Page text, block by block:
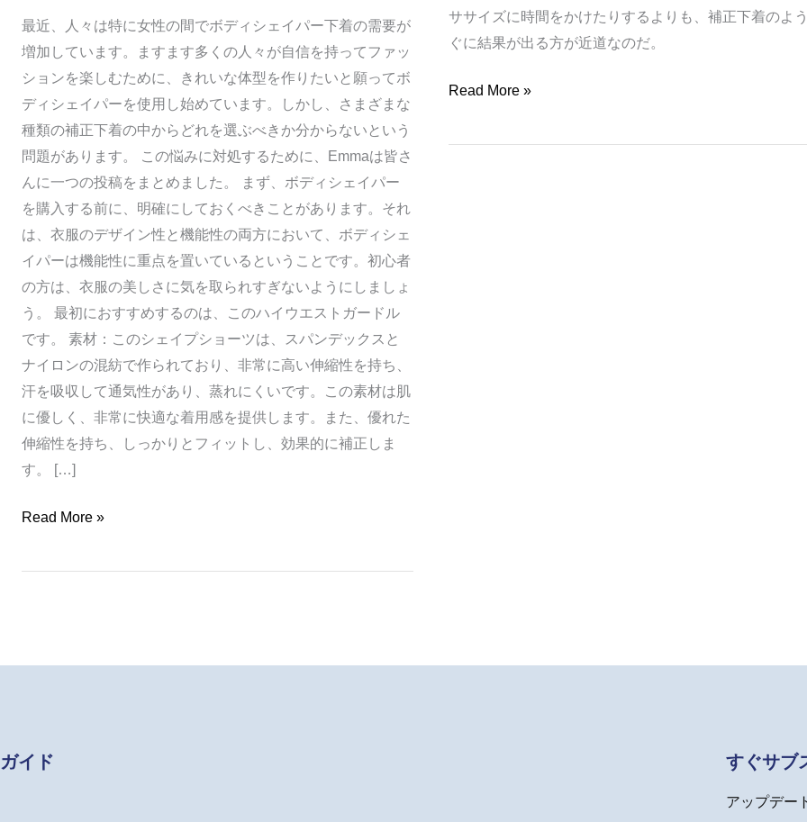
最近、人々は特に女性の間でボディシェイパー下着の需要が
増加しています。ますます多くの人々が自信を持ってファッ
ションを楽しむために、きれいな体型を作りたいと願ってボ
ディシェイパーを使用し始めています。しかし、さまざまな
種類の補正下着の中からどれを選ぶべきか分からないという
問題があります。 この悩みに対処するために、Emmaは皆さ
んに一つの投稿をまとめました。 まず、ボディシェイパー
を購入する前に、明確にしておくべきことがあります。それ
は、衣服のデザイン性と機能性の両方において、ボディシェ
イパーは機能性に重点を置いているということです。初心者
の方は、衣服の美しさに気を取られすぎないようにしましょ
う。 最初におすすめするのは、このハイウエストガードル
です。 素材：このシェイプショーツは、スパンデックスと
ナイロンの混紡で作られており、非常に高い伸縮性を持ち、
汗を吸収して通気性があり、蒸れにくいです。この素材は肌
に優しく、非常に快適な着用感を提供します。また、優れた
伸縮性を持ち、しっかりとフィットし、効果的に補正しま
す。 […]
Read More »
ササイズに時間をかけたりするよりも、補正下着のよ
ぐに結果が出る方が近道なのだ。
Read More »
ガイド すぐサブ
アップデー